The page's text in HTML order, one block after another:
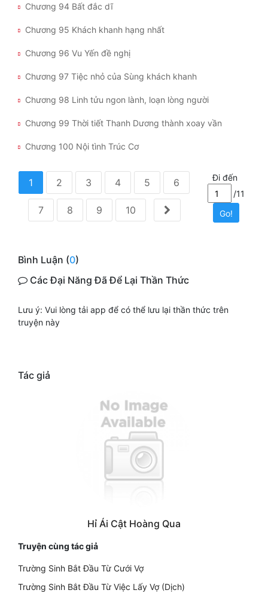
Chương 94 Bất đắc dĩ
Chương 95 Khách khanh hạng nhất
Chương 96 Vu Yến đề nghị
Chương 97 Tiệc nhỏ của Sùng khách khanh
Chương 98 Linh tửu ngon lành, loạn lòng người
Chương 99 Thời tiết Thanh Dương thành xoay vần
Chương 100 Nội tình Trúc Cơ
1 2 3 4 5 6
7 8 9 10
Đi đến
/11
Go!
Bình Luận (0)
Các Đại Năng Đã Để Lại Thần Thức
Lưu ý: Vui lòng tải app để có thể lưu lại thần thức trên
truyện này
Tác giả
Hỉ Ái Cật Hoàng Qua
Truyện cùng tác giả
Trường Sinh Bắt Đầu Từ Cưới Vợ
Trường Sinh Bắt Đầu Từ Việc Lấy Vợ (Dịch)